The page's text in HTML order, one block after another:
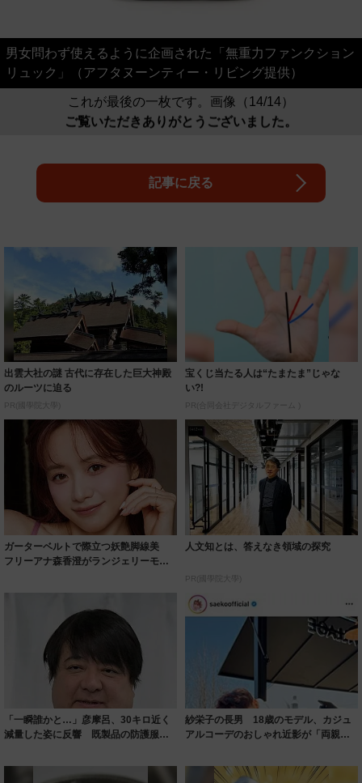
男女問わず使えるように企画された「無重力ファンクション
リュック」（アフタヌーンティー・リビング提供）
これが最後の一枚です。画像（14/14）
ご覧いただきありがとうございました。
記事に戻る
出雲大社の謎 古代に存在した巨大神殿
のルーツに迫る
PR(國學院大學)
宝くじ当たる人は“たまたま”じゃな
い?!
PR(合同会社デジタルファーム )
ガーターベルトで際立つ妖艶脚線美
フリーアナ森香澄がランジェリーモデ
人文知とは、答えなき領域の探究
PR(國學院大學)
「一瞬誰かと…」彦摩呂、30キロ近く
減量した姿に反響 既製品の防護服が
紗栄子の長男 18歳のモデル、カジュ
アルコーデのおしゃれ近影が「両親の